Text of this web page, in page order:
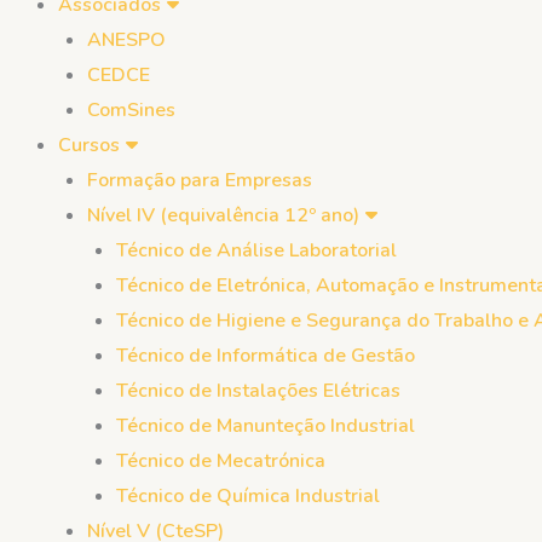
ANESPO
CEDCE
ComSines
Cursos
Formação para Empresas
Nível IV (equivalência 12º ano)
Técnico de Análise Laboratorial
Técnico de Eletrónica, Automação e
Técnico de Higiene e Segurança do Trabalho e
Técnico de Informática de Gestão
Técnico de Instalações Elétricas
Técnico de Manunteção Industrial
Técnico de Mecatrónica
Técnico de Química Industrial
Nível V (CteSP)